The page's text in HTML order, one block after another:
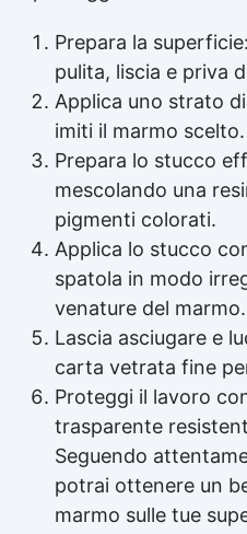
Prepara la
pulita, liscia e priva
Applica uno strato
imiti il marmo scelto.
Prepara lo stucco
mescolando una
pigmenti colorati.
Applica lo stucco
spatola in modo
venature del marmo.
Lascia asciugare e
carta vetrata fine
Proteggi il lavoro
trasparente
Seguendo
potrai ottenere un
marmo sulle tue